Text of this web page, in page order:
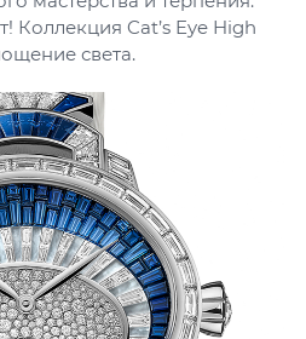
Коллекция Cat’s Eye High
света.